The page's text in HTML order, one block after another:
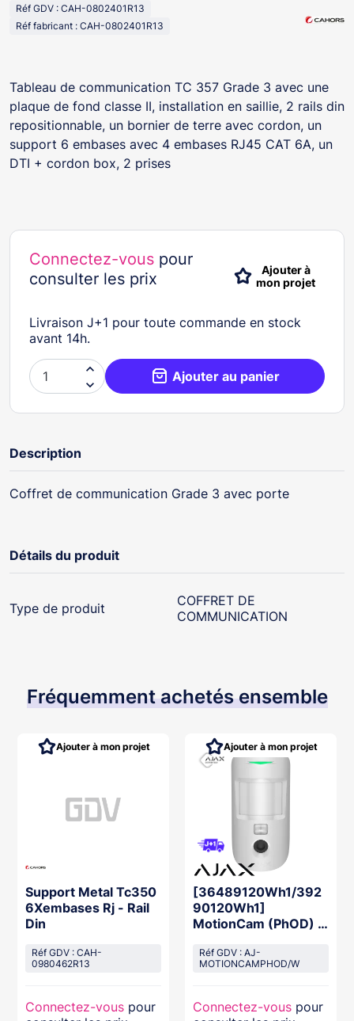
Réf GDV : CAH-0802401R13
Réf fabricant : CAH-0802401R13
Tableau de communication TC 357 Grade 3 avec une
plaque de fond classe II, installation en saillie, 2 rails din
repositionnable, un bornier de terre avec cordon, un
support 6 embases avec 4 embases RJ45 CAT 6A, un
DTI + cordon box, 2 prises
Connectez-vous pour
consulter les prix
Ajouter à
mon projet
Livraison J+1 pour toute commande en stock
avant 14h.

 Ajouter au panier
Description
Coffret de communication Grade 3 avec porte
Détails du produit
Type de produit
COFFRET DE
COMMUNICATION
Fréquemment achetés ensemble
Support Metal Tc350
6Xembases Rj - Rail
Din
Réf GDV : CAH-
0980462R13
Connectez-vous pour
Ajouter à mon projet
[36489120Wh1/392
90120Wh1]
MotionCam (PhOD) -
mouvement avec
photo BLANC
Réf GDV : AJ-
MOTIONCAMPHOD/W
Connectez-vous pour
Ajouter à mon projet